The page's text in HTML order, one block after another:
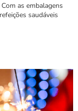
as embalagens
saudáveis